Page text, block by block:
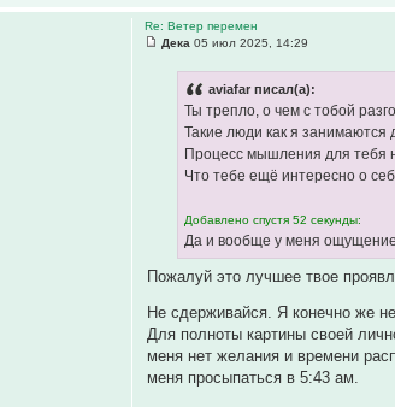
Re: Ветер перемен
Дека 05 июл 2025, 14:29
aviafar писал(а):
Ты трепло, о чем с тобой
Такие люди как я занимаются
Процесс мышления для тебя
Что тебе ещё интересно о
Добавлено спустя 52 секунды:
Да и вообще у меня
Пожалуй это лучшее твое
Не сдерживайся. Я конечно же
Для полноты картины своей
меня нет желания и времени
меня просыпаться в 5:43 ам.